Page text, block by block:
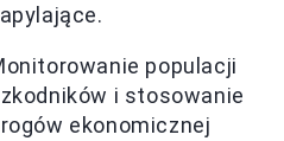
populacji
i stosowanie
ekonomicznej